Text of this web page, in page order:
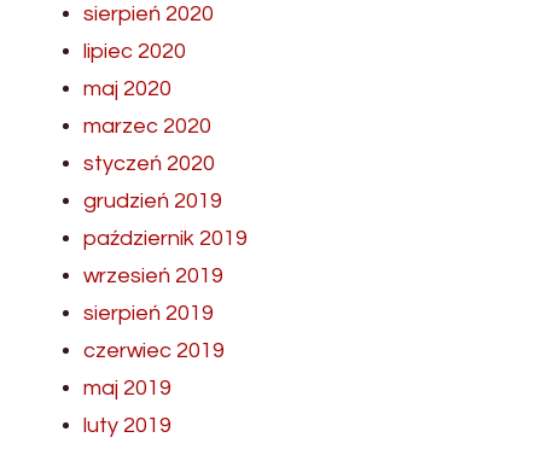
sierpień 2020
lipiec 2020
maj 2020
marzec 2020
styczeń 2020
grudzień 2019
październik 2019
wrzesień 2019
sierpień 2019
czerwiec 2019
maj 2019
luty 2019